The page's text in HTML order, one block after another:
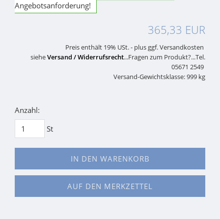
Angebotsanforderung!
365,33 EUR
Preis enthält 19% USt. - plus ggf. Versandkosten
sieheVersand / Widerrufsrecht...Fragen zum Produkt?...Tel.
05671 2549
Versand-Gewichtsklasse: 999 kg
Anzahl:
St
IN DEN WARENKORB
AUF DEN MERKZETTEL